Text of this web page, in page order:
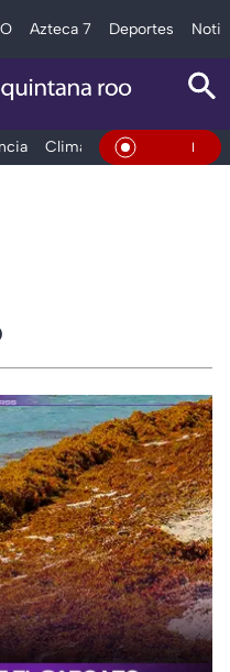
Azteca 7 Deportes
Clima Tráfico En Vivo